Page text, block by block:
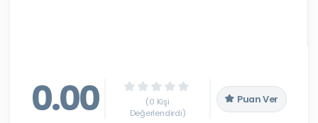
0.00
(0 Kişi
Değerlendirdi)
Puan Ver